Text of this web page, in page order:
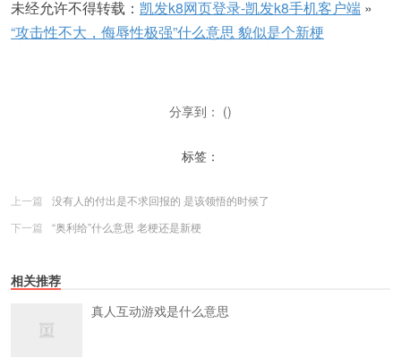
未经允许不得转载： 凯发k8网页登录-凯发k8手机客户端 »
“攻击性不大，侮辱性极强”什么意思 貌似是个新梗
分享到： ()
标签：
上一篇
没有人的付出是不求回报的 是该领悟的时候了
下一篇
“奥利给”什么意思 老梗还是新梗
相关推荐
真人互动游戏是什么意思